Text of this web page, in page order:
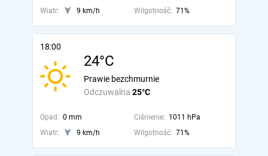
Wiatr:
9 km/h Wilgotność: 71%
18:00
24°C
Odczuwalna 25°C
Prawie bezchmurnie
Opad: 0 mm Ciśnienie: 1011 hPa
Wiatr:
9 km/h Wilgotność: 71%